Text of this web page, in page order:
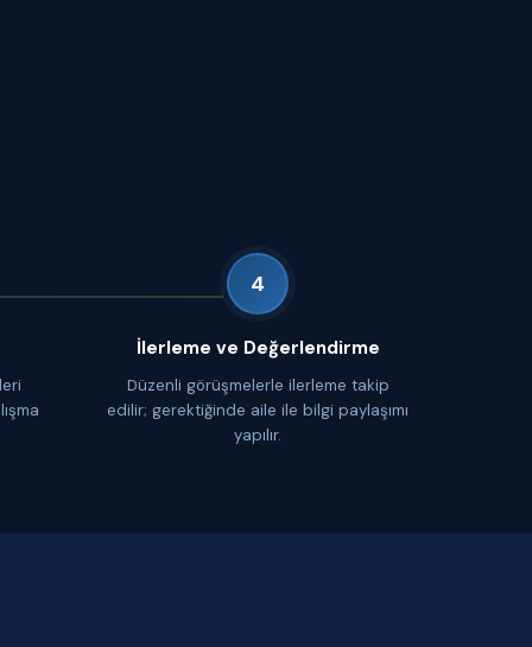
4
İlerleme ve Değerlendirme
Düzenli görüşmelerle ilerleme takip
edilir; gerektiğinde aile ile bilgi paylaşımı
yapılır.